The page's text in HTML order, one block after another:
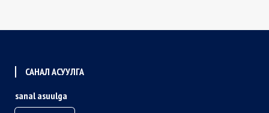
САНАЛ АСУУЛГА
sanal asuulga